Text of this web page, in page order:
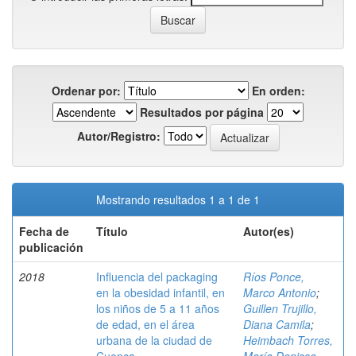
Ordenar por:
En orden:
Resultados por página
Autor/Registro:
Mostrando resultados 1 a 1 de 1
Fecha de
publicación
Título Autor(es)
2018
Influencia del packaging
en la obesidad infantil, en
los niños de 5 a 11 años
de edad, en el área
urbana de la ciudad de
Ríos Ponce,
Marco Antonio;
Guillen Trujillo,
Diana Camila;
Heimbach Torres,